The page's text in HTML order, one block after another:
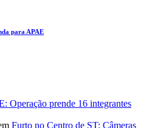
para APAE
Operação prende 16 integrantes
Furto no Centro de ST: Câmeras